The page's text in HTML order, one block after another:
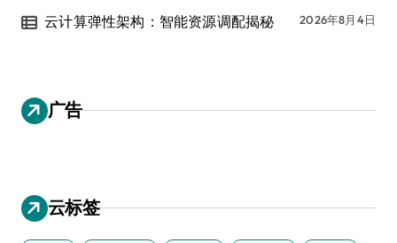
云计算弹性架构：智能资源调配揭秘 2026年8月4日
广告
云标签